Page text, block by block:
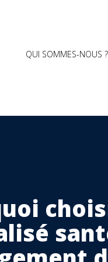
QUI SOMMES-NOUS ?